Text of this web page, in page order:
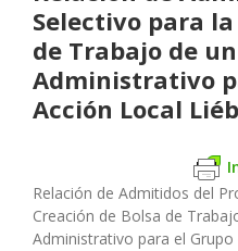
Selectivo para
de Trabajo de
Administrativo
Acción Local
Relación de Admitidos del
Creación de Bolsa de
Administrativo para el